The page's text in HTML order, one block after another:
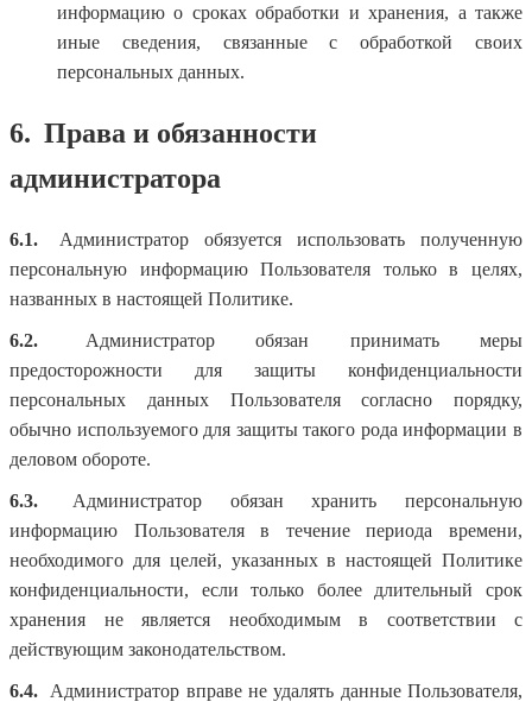
информацию о сроках обработки и хранения, а также
иные сведения, связанные с обработкой своих
персональных данных.
6. Права и обязанности
администратора
6.1.
Администратор обязуется использовать полученную
персональную информацию Пользователя только в целях,
названных в настоящей Политике.
6.2.
Администратор обязан принимать меры
предосторожности для защиты конфиденциальности
персональных данных Пользователя согласно порядку,
обычно используемого для защиты такого рода информации в
деловом обороте.
6.3.
Администратор обязан хранить персональную
информацию Пользователя в течение периода времени,
необходимого для целей, указанных в настоящей Политике
конфиденциальности, если только более длительный срок
хранения не является необходимым в соответствии с
действующим законодательством.
6.4.
Администратор вправе не удалять данные Пользователя,